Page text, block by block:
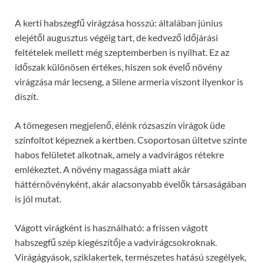
A kerti habszegfű virágzása hosszú: általában június
elejétől augusztus végéig tart, de kedvező időjárási
feltételek mellett még szeptemberben is nyílhat. Ez az
időszak különösen értékes, hiszen sok évelő növény
virágzása már lecseng, a Silene armeria viszont ilyenkor is
díszít.
A tömegesen megjelenő, élénk rózsaszín virágok üde
színfoltot képeznek a kertben. Csoportosan ültetve szinte
habos felületet alkotnak, amely a vadvirágos rétekre
emlékeztet. A növény magassága miatt akár
háttérnövényként, akár alacsonyabb évelők társaságában
is jól mutat.
Vágott virágként is használható: a frissen vágott
habszegfű szép kiegészítője a vadvirágcsokroknak.
Virágágyások, sziklakertek, természetes hatású szegélyek,